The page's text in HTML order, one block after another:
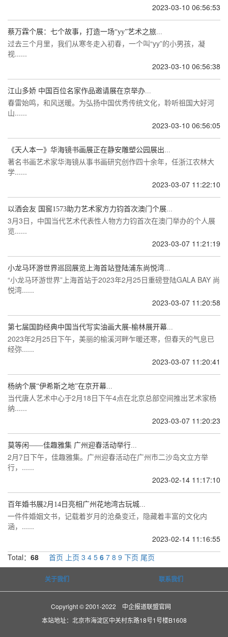
2023-03-10 06:56:53
蔡万霖个展：七个故事，打造一场“yy”艺术之旅...
过去三个月里，我们从寒冬走入初春，一个叫“yy”的小男孩，凝
视......
2023-03-10 06:56:38
江山多娇 中国百位名家作品邀请展在京举办...
春雷始鸣，和风送暖。为弘扬中国优秀传统文化，聆听祖国大好河
山......
2023-03-10 06:56:05
《天人本一》华海镜书画展正在静安雕塑公园展出...
著名书画艺术家华海镜从事书画研究创作四十余年，任浙江农林大
学......
2023-03-07 11:22:10
以酒会友 国窖1573助力艺术家方力钧首次澳门个展...
3月3日，中国当代艺术代表性人物方力钧首次在澳门举办的个人展
览......
2023-03-07 11:21:19
小龙马环游世界巡回展览上海首站登陆浦东尚悦湾...
“小龙马环游世界”上海首站于2023年2月25日重磅登陆GALA BAY 尚
悦湾......
2023-03-07 11:20:58
第七届国韵经典中国当代写实油画大展-榆林展开幕...
2023年2月25日下午，美丽的榆溪河畔乍暖还寒，但春天的气息已
经弥......
2023-03-07 11:20:41
杨纳个展“伊希斯之地”在京开幕...
当代唐人艺术中心于2月18日下午4点在北京总部空间推出艺术家杨
纳......
2023-03-07 11:20:23
莫等闲——佳趣雅集 广州迎春活动举行...
2月7日下午，佳趣雅集。广州迎春活动在广州市二沙岛文立方举
行，......
2023-02-14 11:17:10
百年婚书展2月14日亮相广州花地湾古玩城...
一件件婚姻文书，记载着岁月的沧桑变迁，隐藏着丰富的文化内
涵，......
2023-02-14 11:16:55
Total： 68 首页 上页 3 4 5 6 7 8 9 下页 尾页
关于我们 联系我们
Copyright © 2001-2022 中企报道联盟官网
本站地址：北京市海淀区中关村东路18号1号楼B1608